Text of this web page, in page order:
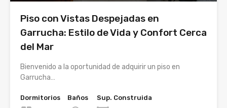
Piso con Vistas Despejadas en
Garrucha: Estilo de Vida y Confort Cerca
del Mar
Bienvenido a la oportunidad de adquirir un piso en
Garrucha…
Dormitorios
Baños
Sup. Construida